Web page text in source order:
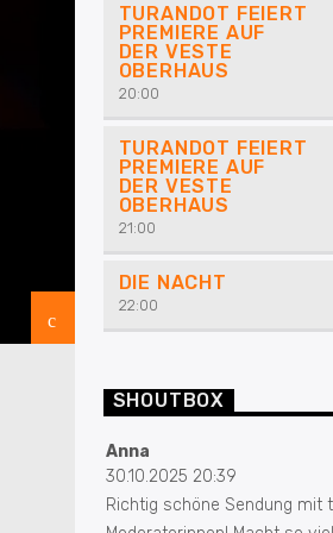
TURANDOT FEIERT
PREMIERE AUF
DER VESTE
OBERHAUS
20:00
TURANDOT FEIERT
PREMIERE AUF
DER VESTE
OBERHAUS
21:00
DIE NACHT
22:00
SHOUTBOX
Anna
30.10.2025 20:39
Richtig schöne Sendung mit